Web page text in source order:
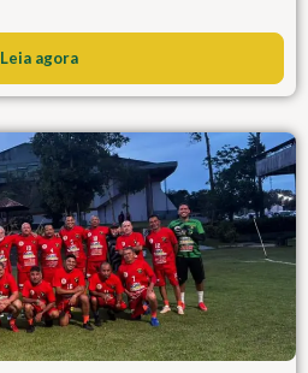
Leia agora